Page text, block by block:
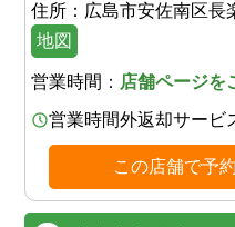
住所： 広島市安佐南区長
地図
営業時間： 店舗ページを
営業時間外返却サービ
この店舗で予